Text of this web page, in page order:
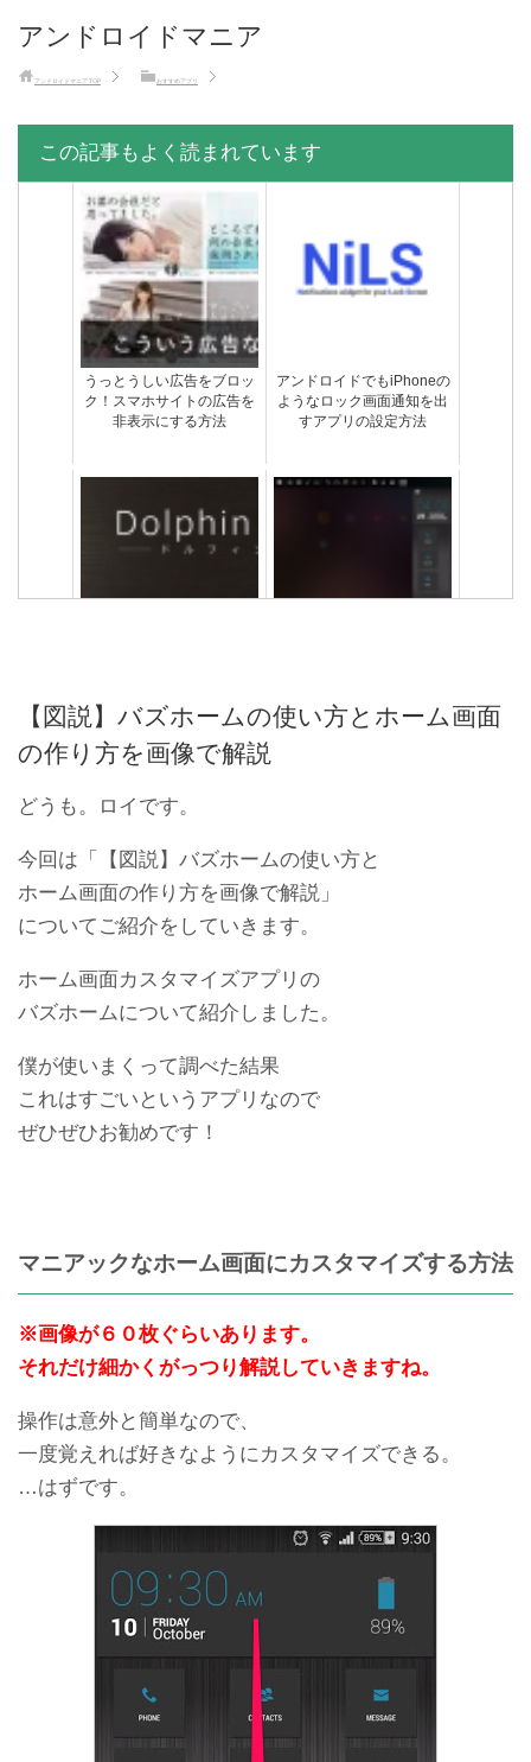
アンドロイドマニア
アンドロイドマニア TOP おすすめアプリ
この記事もよく読まれています
うっとうしい広告をブロッ
ク！スマホサイトの広告を
非表示にする方法
アンドロイドでもiPhoneの
ようなロック画面通知を出
すアプリの設定方法
ア！危険性アリ？
影する方法
るあのヌルヌル感を設定す
ング！今使えるブラウザア
かっこよくカスタマイズす
信音を一括で設定する方法
思ってた商品と違う！ラク
の？
【Wi-Fiで超簡単】android
スマホ画面をPCにミラーリ
【図説】バズホームの使い方とホーム画面
の作り方を画像で解説
どうも。ロイです。
今回は「【図説】バズホームの使い方と
ホーム画面の作り方を画像で解説」
についてご紹介をしていきます。
ホーム画面カスタマイズアプリの
バズホームについて紹介しました。
僕が使いまくって調べた結果
これはすごいというアプリなので
ぜひぜひお勧めです！
マニアックなホーム画面にカスタマイズする方法
※画像が６０枚ぐらいあります。
それだけ細かくがっつり解説していきますね。
操作は意外と簡単なので、
一度覚えれば好きなようにカスタマイズできる。
…はずです。